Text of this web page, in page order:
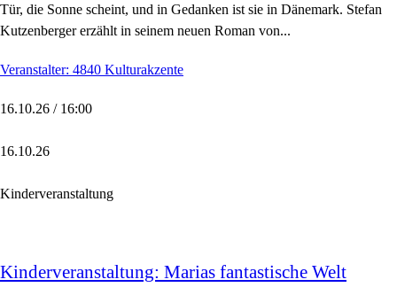
Tür, die Sonne scheint, und in Gedanken ist sie in Dänemark. Stefan
Kutzenberger erzählt in seinem neuen Roman von...
Veranstalter: 4840 Kulturakzente
16.10.26 / 16:00
16.10.26
Kinderveranstaltung
Kinderveranstaltung: Marias fantastische Welt